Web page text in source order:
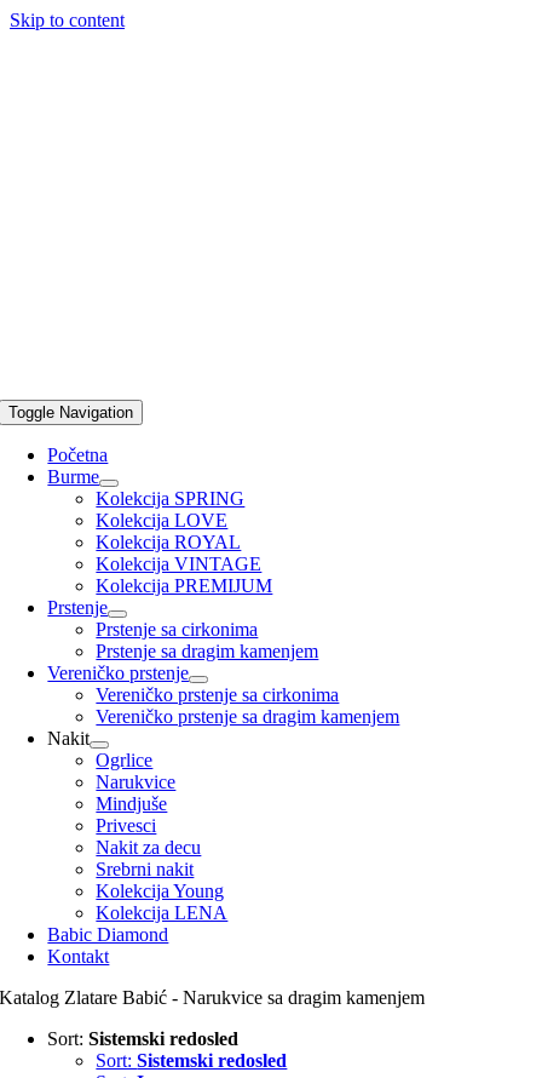
Skip to content
Toggle Navigation
Početna
Burme
Kolekcija SPRING
Kolekcija LOVE
Kolekcija ROYAL
Kolekcija VINTAGE
Kolekcija PREMIJUM
Prstenje
Prstenje sa cirkonima
Prstenje sa dragim kamenjem
Vereničko prstenje
Vereničko prstenje sa cirkonima
Vereničko prstenje sa dragim kamenjem
Nakit
Ogrlice
Narukvice
Mindjuše
Privesci
Nakit za decu
Srebrni nakit
Kolekcija Young
Kolekcija LENA
Babic Diamond
Kontakt
Katalog Zlatare Babić - Narukvice sa dragim kamenjem
Sort:Sistemski redosled
Sort:Sistemski redosled